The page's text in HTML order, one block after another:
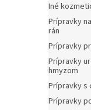
Iné
Prípravky
rán
Prípravky
Prípravky
hmyzom
Prípravky s
Prípravky